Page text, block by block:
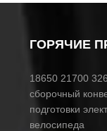
ГОРЯЧИЕ
18650 21700
сборочный
подготовки
велосипеда